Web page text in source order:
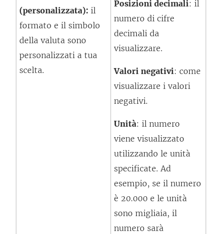
(personalizzata): il
formato e il simbolo
della valuta sono
personalizzati a tua
scelta.
Posizioni decimali: il
numero di cifre
decimali da
visualizzare.
Valori negativi: come
visualizzare i valori
negativi.
Unità: il numero
viene visualizzato
utilizzando le unità
specificate. Ad
esempio, se il numero
è 20.000 e le unità
sono migliaia, il
numero sarà